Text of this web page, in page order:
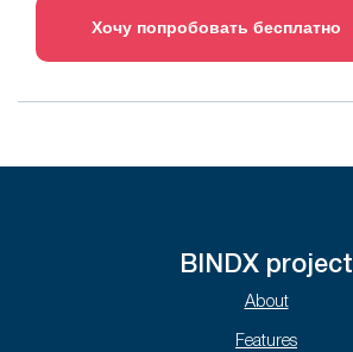
Хочу попробовать бесплатно
BINDX project
About
Features